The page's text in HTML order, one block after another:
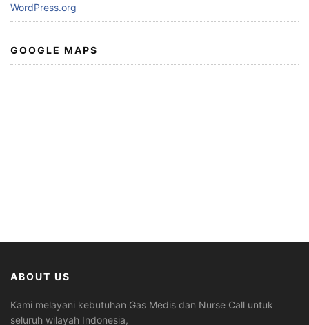
WordPress.org
GOOGLE MAPS
ABOUT US
Kami melayani kebutuhan Gas Medis dan Nurse Call untuk
seluruh wilayah Indonesia,